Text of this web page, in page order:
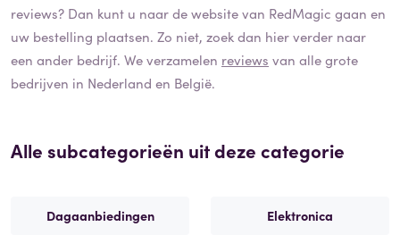
reviews? Dan kunt u naar de website van RedMagic gaan en
uw bestelling plaatsen. Zo niet, zoek dan hier verder naar
een ander bedrijf. We verzamelen reviews van alle grote
bedrijven in Nederland en België.
Alle subcategorieën uit deze categorie
Dagaanbiedingen Elektronica